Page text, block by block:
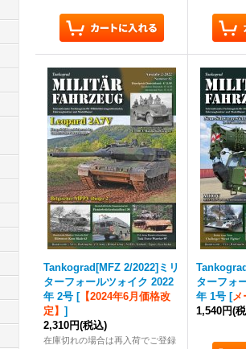
Tankograd [MFZ 2/2022]ミリ
ターフォールツォイク 2022
年 2号 [【2024年6月価格改
定】]
2,310円(税込)
在庫切れの場合は再入荷でご登録
Tankograd
ターフォ
年 1号 [メ
1,540円(